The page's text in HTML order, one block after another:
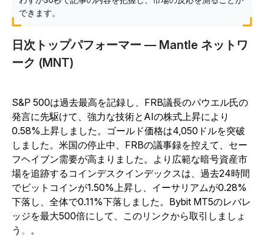
できます。
日次トップパフォーマー — Mantle ネットワ
ーク (MNT)
S&P 500は過去最高を記録し、FRB議長のパウエル氏の
発言に先駆けて、強力な技術とAIの株式上昇により
0.58%上昇しました。ゴールド価格は4,050ドルを突破
しました。米国の停止中、FRBの議事録を控えて、セー
フヘイブン需要が高まりました。より広範な暗号資産市
場を追跡するコインデスクインデックスは、過去24時間
でビットコインが1.50%上昇し、イーサリアムが0.28%
下落し、全体で0.11%下落しました。Bybit MT5のレバレ
ッジを最大500倍にして、このリンクから取引しましょ
う 。 。